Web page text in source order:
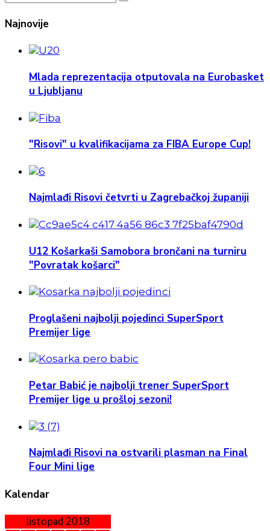
Najnovije
Mlada reprezentacija otputovala na Eurobasket
u Ljubljanu
"Risovi" u kvalifikacijama za FIBA Europe Cup!
Najmlađi Risovi četvrti u Zagrebačkoj županiji
U12 Košarkaši Samobora brončani na turniru
"Povratak košarci"
Proglašeni najbolji pojedinci SuperSport
Premijer lige
Petar Babić je najbolji trener SuperSport
Premijer lige u prošloj sezoni!
Najmlađi Risovi na ostvarili plasman na Final
Four Mini lige
Kalendar
listopad 2018